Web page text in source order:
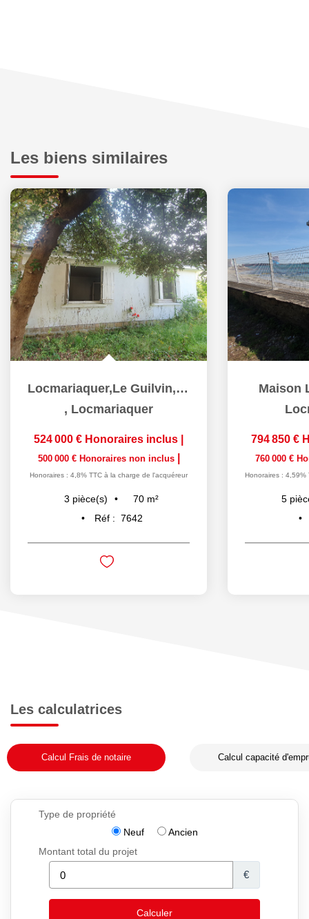
Les biens similaires
Locmariaquer,Le Guilvin, situation exceptionnelle !
, Locmariaquer
524 000 € Honoraires inclus
500 000 € Honoraires non inclus
Honoraires : 4,8% TTC à la charge de l'acquéreur
3 pièce(s) 70 m²
Réf : 7642
Maison
794 850 €
760 000 €
Honoraires : 4,59%
5
Les calculatrices
Calcul Frais de notaire Calcul capacité